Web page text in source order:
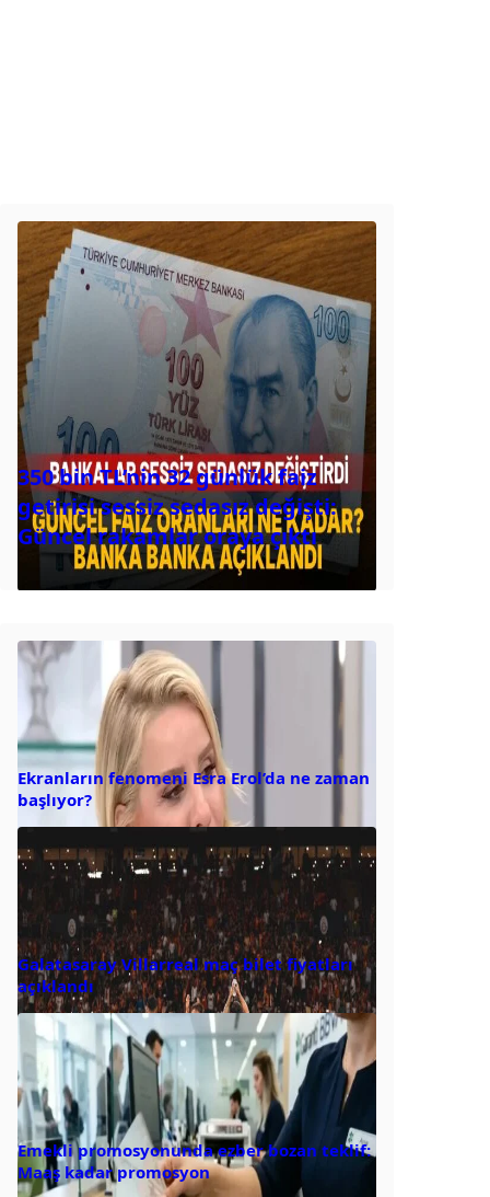
350 bin TL’nin 32 günlük faiz
getirisi sessiz sedasız değişti:
Güncel rakamlar oraya çıktı
Ekranların fenomeni Esra Erol’da ne zaman
başlıyor?
Galatasaray Villarreal maç bilet fiyatları
açıklandı
Emekli promosyonunda ezber bozan teklif:
Maaş kadar promosyon